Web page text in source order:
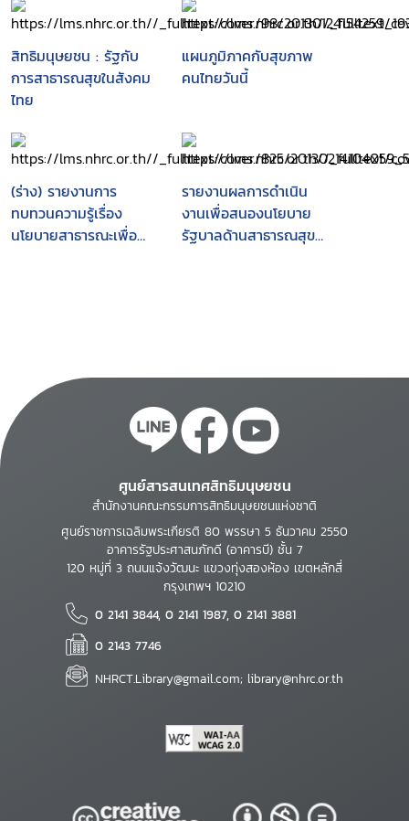
สิทธิมนุษยชน : รัฐกับ
การสาธารณสุขในสังคม
ไทย
แผนภูมิภาคกับสุขภาพ
คนไทยวันนี้
(ร่าง) รายงานการ
ทบทวนความรู้เรื่อง
นโยบายสาธารณะเพื่อ
รายงานผลการดำเนิน
งานเพื่อสนองนโยบาย
รัฐบาลด้านสาธารณสุข
ศูนย์สารสนเทศสิทธิมนุษยชน
สำนักงานคณะกรรมการสิทธิมนุษยชนแห่งชาติ
ศูนย์ราชการเฉลิมพระเกียรติ 80 พรรษา 5 ธันวาคม 2550
อาคารรัฐประศาสนภักดี (อาคารบี) ชั้น 7
120 หมู่ที่ 3 ถนนแจ้งวัฒนะ แขวงทุ่งสองห้อง เขตหลักสี่
กรุงเทพฯ 10210
0 2141 3844, 0 2141 1987, 0 2141 3881
0 2143 7746
NHRCT.Library@gmail.com; library@nhrc.or.th